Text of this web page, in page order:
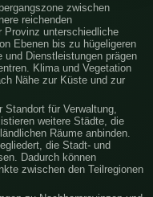
zwischen
reichenden
Provinz unterschiedliche
Ebenen bis zu hügeligeren
Dienstleistungen prägen
Klima und Vegetation
Nähe zur Küste und zur
für Verwaltung,
weitere Städte, die
Räume anbinden.
die Stadt- und
Dadurch können
zwischen den Teilregionen